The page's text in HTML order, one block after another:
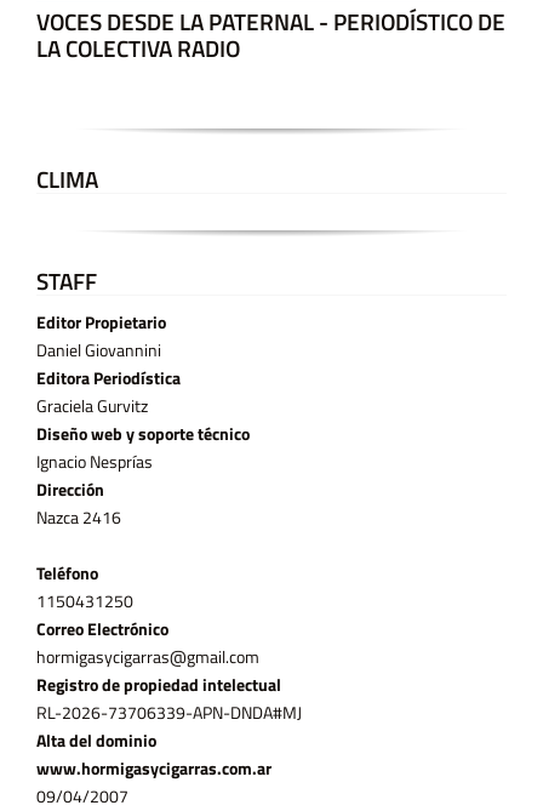
VOCES DESDE LA PATERNAL - PERIODÍSTICO DE
LA COLECTIVA RADIO
CLIMA
STAFF
Editor Propietario
Daniel Giovannini
Editora Periodística
Graciela Gurvitz
Diseño web y soporte técnico
Ignacio Nesprías
Dirección
Nazca 2416
Teléfono
11­50431250
Correo Electrónico
hormigasycigarras@gmail.com
Registro de propiedad intelectual
RL-2026-73706339-APN-DNDA#MJ
Alta del dominio
www.hormigasycigarras.com.ar
09/04/2007